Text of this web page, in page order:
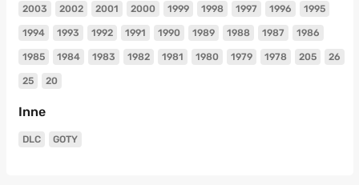
2003 2002 2001 2000 1999 1998 1997 1996 1995
1994 1993 1992 1991 1990 1989 1988 1987 1986
1985 1984 1983 1982 1981 1980 1979 1978 205 26
25 20
Inne
DLC GOTY